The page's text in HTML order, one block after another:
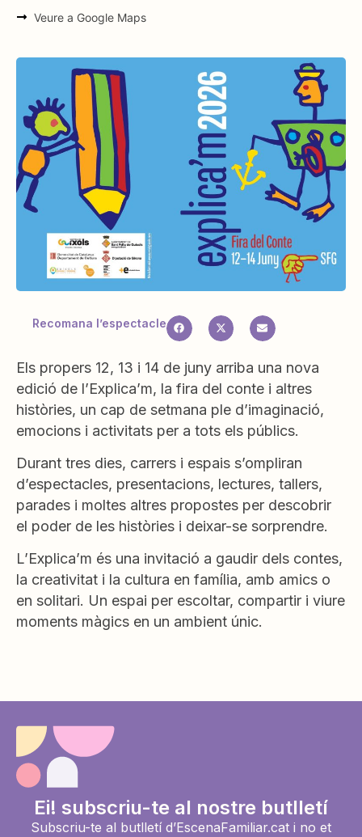
Veure a Google Maps
Recomana l’espectacle
Els propers 12, 13 i 14 de juny arriba una nova
edició de l’Explica’m, la fira del conte i altres
històries, un cap de setmana ple d’imaginació,
emocions i activitats per a tots els públics.
Durant tres dies, carrers i espais s’ompliran
d’espectacles, presentacions, lectures, tallers,
parades i moltes altres propostes per descobrir
el poder de les històries i deixar-se sorprendre.
L’Explica’m és una invitació a gaudir dels contes,
la creativitat i la cultura en família, amb amics o
en solitari. Un espai per escoltar, compartir i viure
moments màgics en un ambient únic.
Ei! subscriu-te al nostre butlletí
Subscriu-te al butlletí d’EscenaFamiliar.cat i no et